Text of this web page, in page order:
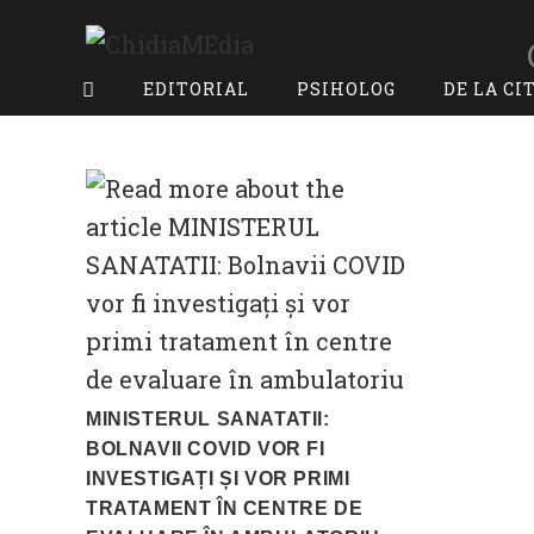
EDITORIAL PSIHOLOG DE LA
MINISTERUL SANATATII:
BOLNAVII COVID VOR FI
INVESTIGAȚI ȘI VOR PRIMI
TRATAMENT ÎN CENTRE DE